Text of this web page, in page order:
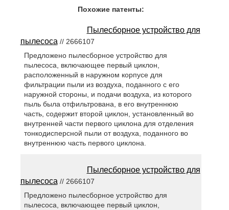
Похожие патенты:
Пылесборное устройство для
пылесоса // 2666107
Предложено пылесборное устройство для
пылесоса, включающее первый циклон,
расположенный в наружном корпусе для
фильтрации пыли из воздуха, поданного с его
наружной стороны, и подачи воздуха, из которого
пыль была отфильтрована, в его внутреннюю
часть, содержит второй циклон, установленный во
внутренней части первого циклона для отделения
тонкодисперсной пыли от воздуха, поданного во
внутреннюю часть первого циклона.
Пылесборное устройство для
пылесоса // 2666107
Предложено пылесборное устройство для
пылесоса, включающее первый циклон,